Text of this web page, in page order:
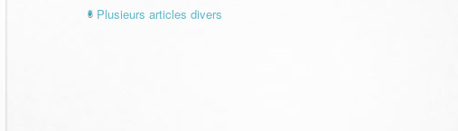
Plusieurs articles divers